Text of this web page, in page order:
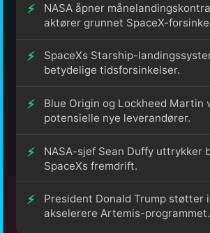
NASA åpner
aktører grunnet SpaceX-
SpaceXs Starship-
betydelige tidsforsinkelser.
Blue Origin og Lockheed Martin
potensielle nye leverandører.
NASA-sjef Sean Duffy uttrykker
SpaceXs fremdrift.
President Donald Trump støtter
akselerere Artemis-programmet.